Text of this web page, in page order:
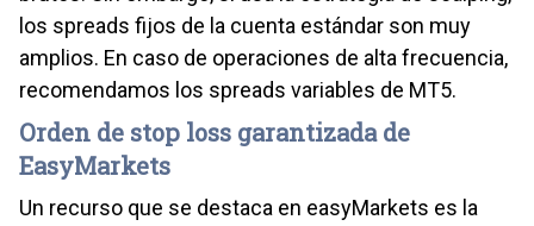
los spreads fijos de la cuenta estándar son muy
amplios. En caso de operaciones de alta frecuencia,
recomendamos los spreads variables de MT5.
Orden de stop loss garantizada de
EasyMarkets
Un recurso que se destaca en easyMarkets es la